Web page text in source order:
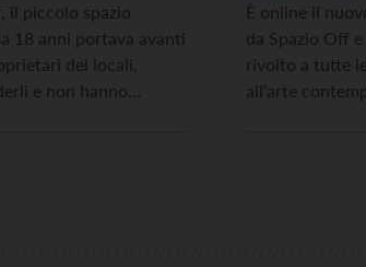
il piccolo spazio
18 anni portava avanti
dei locali,
e non hanno
È online il
da Spazio Off
rivolto a tutte
all’arte